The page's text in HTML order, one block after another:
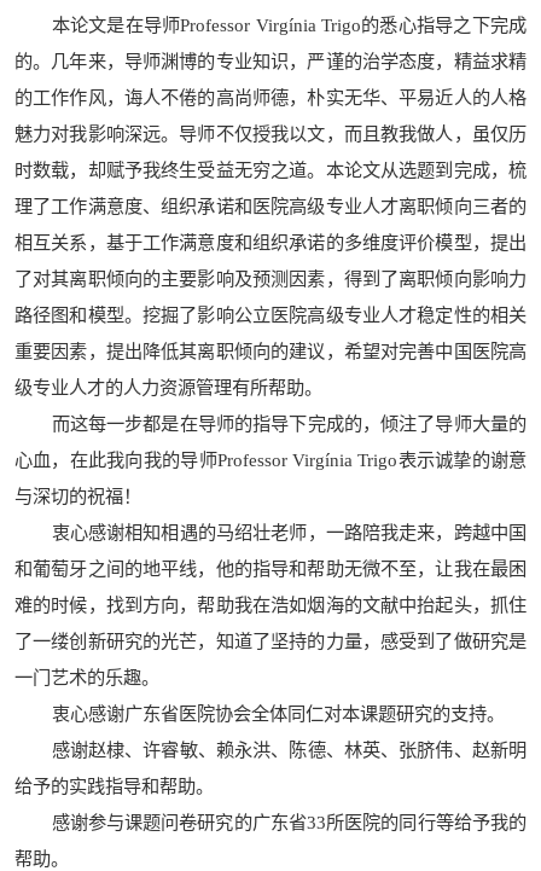
本论文是在导师Professor Virgínia Trigo的悉心指导之下完成
的。几年来，导师渊博的专业知识，严谨的治学态度，精益求精
的工作作风，诲人不倦的高尚师德，朴实无华、平易近人的人格
魅力对我影响深远。导师不仅授我以文，而且教我做人，虽仅历
时数载，却赋予我终生受益无穷之道。本论文从选题到完成，梳
理了工作满意度、组织承诺和医院高级专业人才离职倾向三者的
相互关系，基于工作满意度和组织承诺的多维度评价模型，提出
了对其离职倾向的主要影响及预测因素，得到了离职倾向影响力
路径图和模型。挖掘了影响公立医院高级专业人才稳定性的相关
重要因素，提出降低其离职倾向的建议，希望对完善中国医院高
级专业人才的人力资源管理有所帮助。
而这每一步都是在导师的指导下完成的，倾注了导师大量的
心血，在此我向我的导师Professor Virgínia Trigo表示诚挚的谢意
与深切的祝福！
衷心感谢相知相遇的马绍壮老师，一路陪我走来，跨越中国
和葡萄牙之间的地平线，他的指导和帮助无微不至，让我在最困
难的时候，找到方向，帮助我在浩如烟海的文献中抬起头，抓住
了一缕创新研究的光芒，知道了坚持的力量，感受到了做研究是
一门艺术的乐趣。
衷心感谢广东省医院协会全体同仁对本课题研究的支持。
感谢赵棣、许睿敏、赖永洪、陈德、林英、张脐伟、赵新明
给予的实践指导和帮助。
感谢参与课题问卷研究的广东省33所医院的同行等给予我的
帮助。